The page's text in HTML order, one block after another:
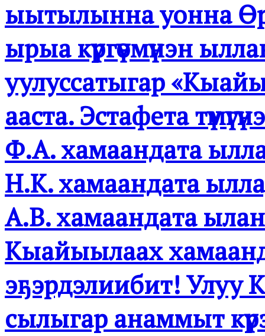
ыытылынна уонна
ырыа күргүөмүнэн
уулуссатыгар
ааста. Эстафета
Ф.А. хамаандата
Н.К. хамаандата
А.В. хамаандата
Кыайыылаах
эҕэрдэлиибит!
сылыгар анаммыт